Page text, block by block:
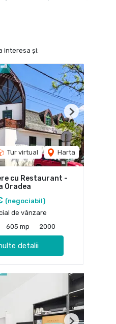
interesa și:
Tur virtual Harta
Next
cu Restaurant -
Oradea
(negociabil)
de vânzare
605 mp 2000
detalii